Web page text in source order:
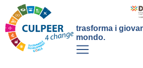
trasforma i
mondo.